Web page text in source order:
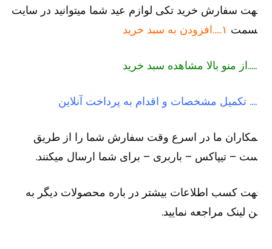
سفارش خرید تکی لوازم عید شما میتوانید در سایت
۱…..افزودن به سبد خرید
ما در اسرع وقت سفارش شما را از طریق
– تیپاکس – باربری – برای شما ارسال میکنند.
کسب اطلاعات بیشتر در باره محصولات دیگر به
لینک مراجعه نمایید.